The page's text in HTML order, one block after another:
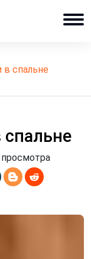
в спальне
спальне